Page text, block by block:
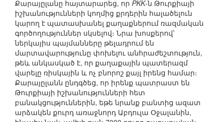
Քարայըլանը հայտարարեց, որ PKK-ն Թուրքիայի
իշխանությունների կողմից քրդերին հալածելուն
կարող է պատասխանել քաղաքներում ռազմական
գործողություններ սկսելով։ Նրա խոսքերով՝
ներկայիս պայմանները թելադրում են
մարտավարությունը փոխելու անհրաժեշտություն,
թեև անկասկած է, որ քաղաքային պատերազմ
վարելը ռիսկային և ոչ բնորոշ քայլ իրենց համար։
Քարայըլանն ընդգծեց, որ իրենք պատրաստ են
Թուրքիայի իշխանությունների հետ
բանակցություններին, եթե նրանք բանտից ազատ
արձակեն քուրդ առաջնորդ Աբդուլա Օջալանին,